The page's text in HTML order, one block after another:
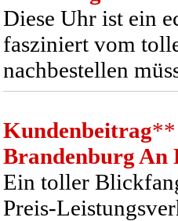
Diese Uhr ist ein
fasziniert vom
nachbestellen
Kundenbeitrag**
Brandenburg An
Ein toller
Preis-